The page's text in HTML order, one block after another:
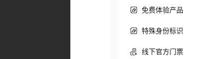
免费体验产品
特殊身份标识
线下官方门票